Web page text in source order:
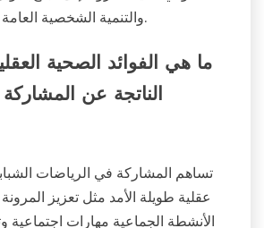
والتنمية الشخصية العامة للرياضيين الشباب.
ما هي الفوائد الصحية
الناتجة عن
تساهم المشاركة في الرياضات
عقلية طويلة الأمد مثل تعزيز المرونة
الأنشطة الجماعية مهارات اجتماعية